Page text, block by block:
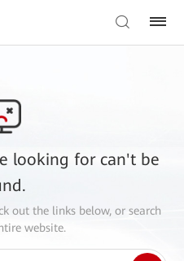
looking for can't be
out the links below, or search
website.